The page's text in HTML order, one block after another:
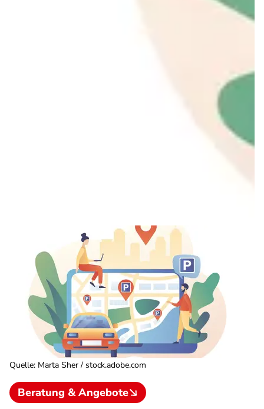
Quelle: Marta Sher / stock.adobe.com
Beratung & Angebote